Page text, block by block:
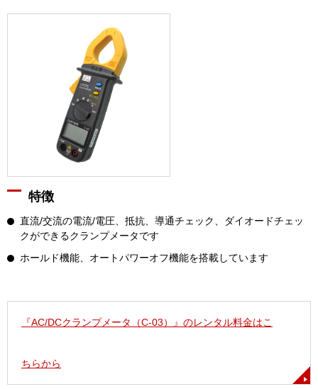
特徴
直流/交流の電流/電圧、抵抗、導通チェック、ダイオードチェッ
クができるクランプメータです
ホールド機能、オートパワーオフ機能を搭載しています
『AC/DCクランプメータ（C-03）』のレンタル料金はこ
ちらから